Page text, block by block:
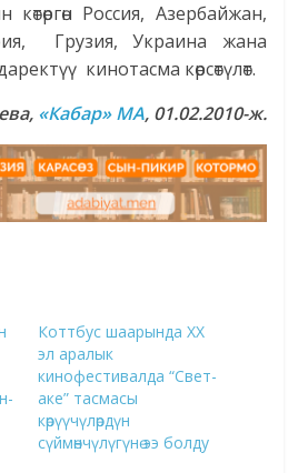
көтөргөн Россия, Азербайжан,
Грузия, Украина жана
кинотасма көрсөтүлөт.
«Кабар» МА, 01.02.2010-ж.
Коттбус шаарында XX
эл аралык
кинофестивалда “Свет-
аке” тасмасы
көрүүчүлөрдүн
сүймөнчүлүгүнө ээ болду